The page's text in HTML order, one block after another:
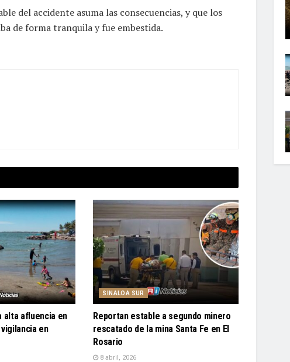
del accidente asuma las consecuencias, y que los
de forma tranquila y fue embestida.
alta afluencia en
en
SINALOA SUR
Reportan estable a segundo minero
rescatado de la mina Santa Fe en El
Rosario
8 abril, 2026